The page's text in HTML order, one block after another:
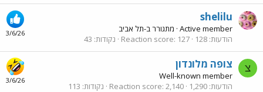
3/6/26
shelilu
Active member
· מתגורר ב-תל אביב
הודעות 128
Reaction score 127 נקודות 43
צ
3/6/26
צופה מלונדון
Well-known member
הודעות 1,290
Reaction score 2,140 נקודות 113